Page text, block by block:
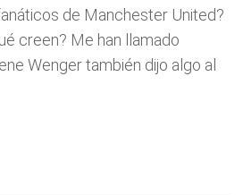
de Manchester United?
creen? Me han llamado
Wenger también dijo algo al